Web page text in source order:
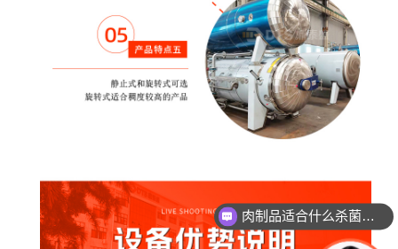
肉制品适合什么杀菌方式?
玻璃瓶燕窝适合什么杀菌方式?